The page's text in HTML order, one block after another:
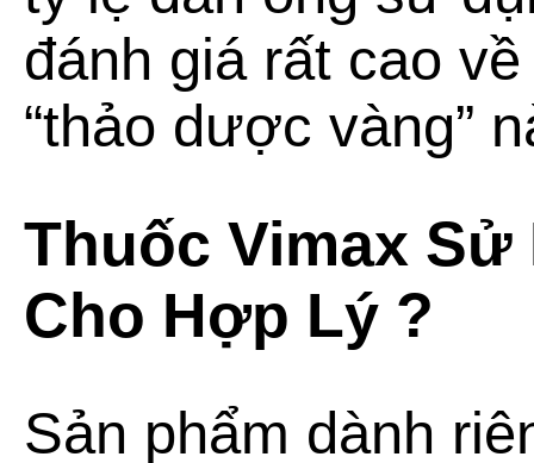
đánh giá rất cao
“thảo dược vàng”
Thuốc Vimax Sử
Cho Hợp Lý ?
Sản phẩm dành